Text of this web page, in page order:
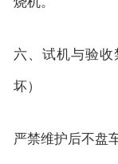
六、试机与验
坏）
严禁维护后不盘